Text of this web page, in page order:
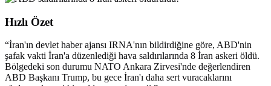
Hızlı Özet
“İran'ın devlet haber ajansı IRNA'nın bildirdiğine göre, ABD'nin
şafak vakti İran'a düzenlediği hava saldırılarında 8 İran askeri öldü.
Bölgedeki son durumu NATO Ankara Zirvesi'nde değerlendiren
ABD Başkanı Trump, bu gece İran'ı daha sert vuracaklarını